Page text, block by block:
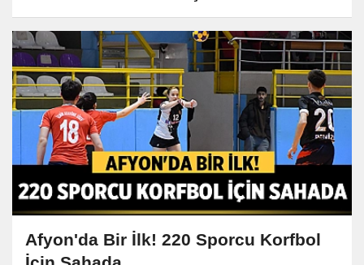
Afyon'da Bir İlk! 220 Sporcu Korfbol